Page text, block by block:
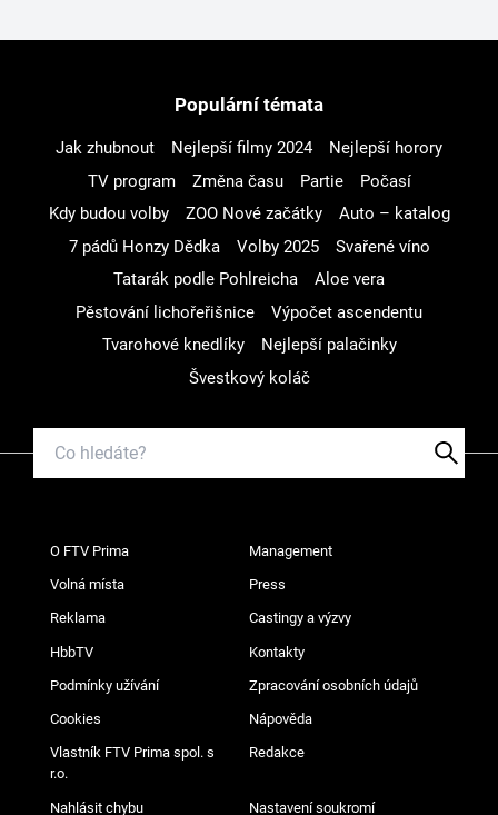
Populární témata
Jak zhubnout Nejlepší filmy 2024
Nejlepší horory
TV program
Změna času Partie
Počasí
Kdy budou volby
ZOO Nové začátky
Auto – katalog
7 pádů Honzy Dědka
Volby 2025
Svařené víno
Tatarák podle Pohlreicha
Aloe vera
Pěstování lichořeřišnice
Výpočet ascendentu
Tvarohové knedlíky
Nejlepší palačinky
Švestkový koláč
O FTV Prima Management
Volná místa Press
Reklama Castingy a výzvy
HbbTV Kontakty
Podmínky užívání Zpracování osobních údajů
Cookies Nápověda
Vlastník FTV Prima spol. s
r.o.
Redakce
Nahlásit chybu Nastavení soukromí